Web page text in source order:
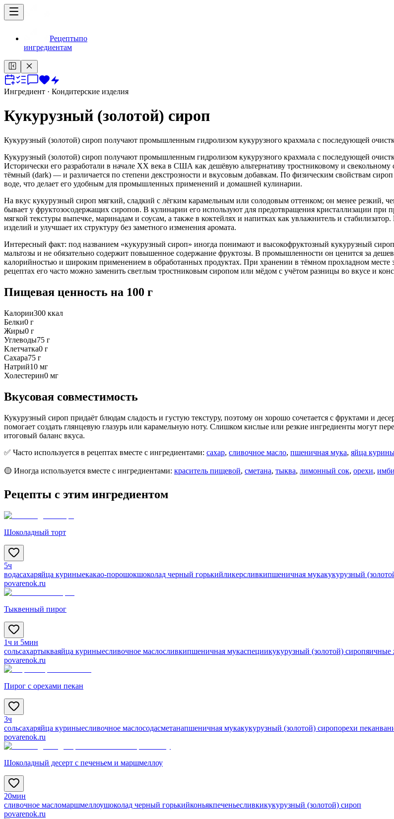
Рецептыпо
ингредиентам
Ингредиент · Кондитерские изделия
Кукурузный (золотой) сироп
Кукурузный (золотой) сироп получают промышленным гидролизом кукурузного крахмала с последующей
Кукурузный (золотой) сироп получают промышленным гидролизом кукурузного крахмала с последующей
Исторически его разработали в начале XX века в США как дешёвую альтернативу тростниковому и
тёмный (dark) — и различается по степени декстрозности и вкусовым добавкам. По физическим свойствам
воде, что делает его удобным для промышленных применений и домашней кулинарии.
На вкус кукурузный сироп мягкий, сладкий с лёгким карамельным или солодовым оттенком; он менее резкий,
бывает у фруктозосодержащих сиропов. В кулинарии его используют для предотвращения кристаллизации при
мягкой текстуры выпечке, маринадам и соусам, а также в коктейлях и напитках как увлажнитель и
изделий и улучшает их структуру без заметного изменения аромата.
Интересный факт: под названием «кукурузный сироп» иногда понимают и высокофруктозный кукурузный
мальтозы и не обязательно содержит повышенное содержание фруктозы. В промышленности он ценится за
калорийностью и широким применением в обработанных продуктах. При хранении в тёмном прохладном месте
рецептах его часто можно заменить светлым тростниковым сиропом или мёдом с учётом разницы во вкусе и
Пищевая ценность на 100 г
Калории300 ккал
Белки0 г
Жиры0 г
Углеводы75 г
Клетчатка0 г
Сахара75 г
Натрий10 мг
Холестерин0 мг
Вкусовая совместимость
Кукурузный сироп придаёт блюдам сладость и густую текстуру, поэтому он хорошо сочетается с фруктами и
помогает создать глянцевую глазурь или карамельную ноту. Слишком кислые или резкие ингредиенты могут
итоговый баланс вкуса.
✅ Часто используется в рецептах вместе с ингредиентами: сахар, сливочное масло, пшеничная мука, яйца
🟡 Иногда используется вместе с ингредиентами: краситель пищевой, сметана, тыква, лимонный сок, орехи,
Рецепты с этим ингредиентом
Шоколадный торт
5ч
водасахаряйца куриныекакао-порошокшоколад черный горькийликерсливкипшеничная мукакукурузный
povarenok.ru
Тыквенный пирог
1ч и 5мин
сольсахартыкваяйца куриныесливочное маслосливкипшеничная мукаспециикукурузный (золотой) сиропяичные
povarenok.ru
Пирог с орехами пекан
3ч
сольсахаряйца куриныесливочное маслосодасметанапшеничная мукакукурузный (золотой) сиропорехи пекан
povarenok.ru
Шоколадный десерт с печеньем и маршмеллоу
20мин
сливочное масломаршмеллоушоколад черный горькийконьякпеченьесливкикукурузный (золотой) сироп
povarenok.ru